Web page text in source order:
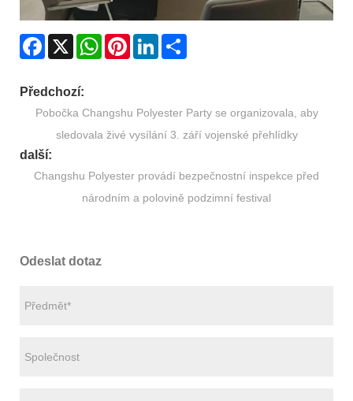
Facebook
X WhatsAppPinterestLinkedIn
Předchozí:
Pobočka Changshu Polyester Party se organizovala, aby
sledovala živé vysílání 3. září vojenské přehlídky
další:
Changshu Polyester provádí bezpečnostní inspekce před
národním a polovině podzimní festival
Odeslat dotaz